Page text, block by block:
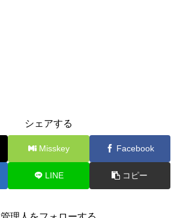
シェアする
Misskey Facebook
LINE コピー